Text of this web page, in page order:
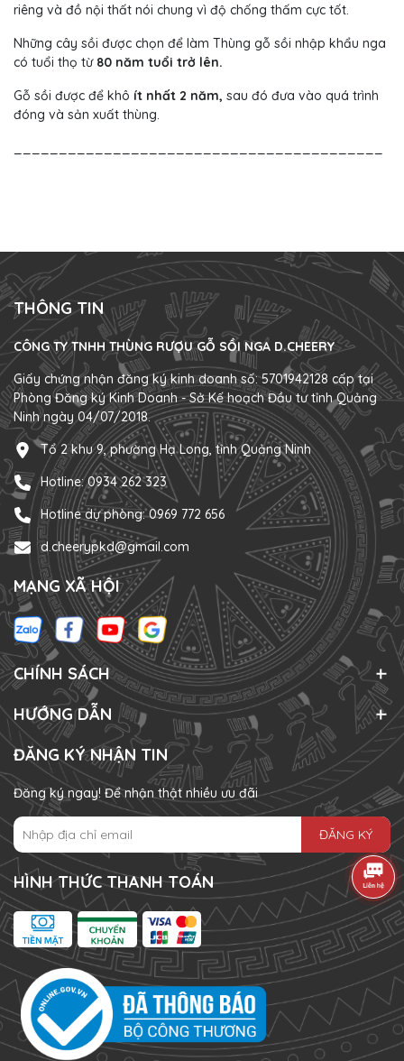
riêng và đồ nội thất nói chung vì độ chống thấm cực tốt.
Những cây sồi được chọn để làm Thùng gỗ sồi nhập khẩu nga
có tuổi thọ từ 80 năm tuổi trở lên.
Gỗ sồi được để khô ít nhất 2 năm, sau đó đưa vào quá trình
đóng và sản xuất thùng.
THÔNG TIN
CÔNG TY TNHH THÙNG RƯỢU GỖ SỒI NGA D.CHEERY
Giấy chứng nhận đăng ký kinh doanh số: 5701942128 cấp tại
Phòng Đăng ký Kinh Doanh - Sở Kế hoạch Đầu tư tỉnh Quảng
Ninh ngày 04/07/2018.
Tổ 2 khu 9, phường Hạ Long, tỉnh Quảng Ninh
Hotline: 0934 262 323
Hotline dự phòng: 0969 772 656
d.cheerypkd@gmail.com
MẠNG XÃ HỘI
CHÍNH SÁCH
HƯỚNG DẪN
ĐĂNG KÝ NHẬN TIN
Đăng ký ngay! Để nhận thật nhiều ưu đãi
ĐĂNG KÝ
HÌNH THỨC THANH TOÁN